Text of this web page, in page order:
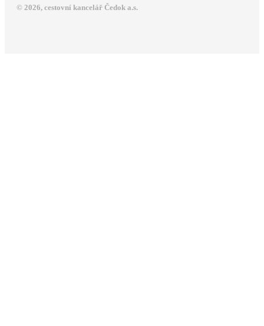
© 2026, cestovní kancelář Čedok a.s.